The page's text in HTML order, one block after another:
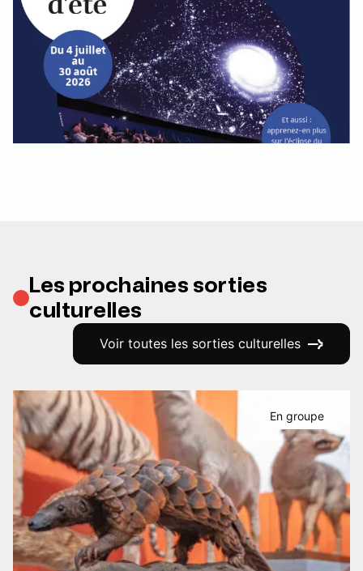
Les prochaines sorties
culturelles
Voir toutes les sorties culturelles
En groupe